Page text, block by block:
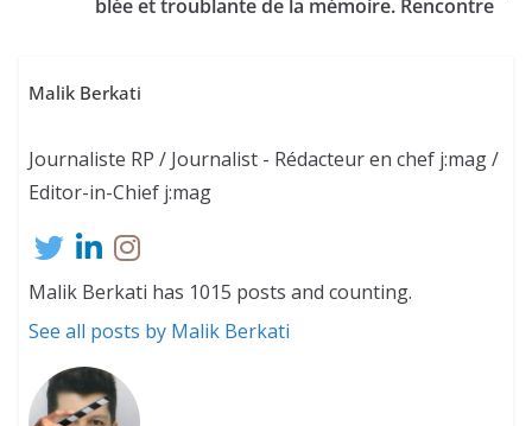
blée et troublante de la mémoire. Rencontre
Malik Berkati
Journaliste RP / Journalist - Rédacteur en chef j:mag /
Editor-in-Chief j:mag
Malik Berkati has 1015 posts and counting.
See all posts by Malik Berkati